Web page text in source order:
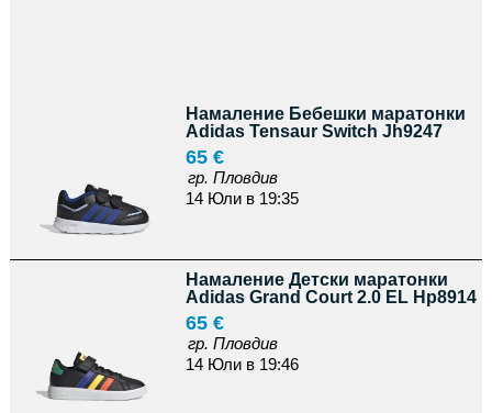
Намаление Бебешки маратонки
Adidas Tensaur Switch Jh9247
65 €
гр. Пловдив
14 Юли в 19:35
Намаление Детски маратонки
Adidas Grand Court 2.0 EL Hp8914
65 €
гр. Пловдив
14 Юли в 19:46